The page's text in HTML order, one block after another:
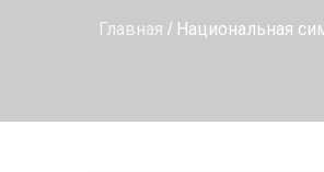
Главная / Национальная